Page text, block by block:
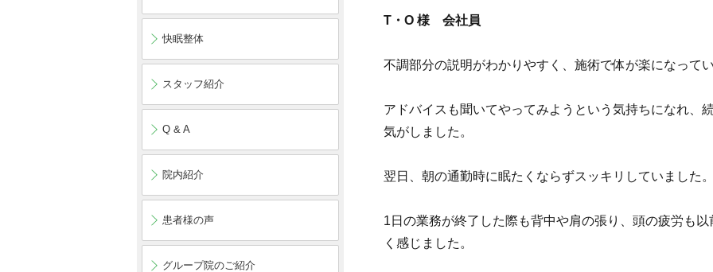
T・O 様 会社員
不調部分の説明がわかりやすく、施術で体が楽になって
アドバイスも聞いてやってみようという気持ちになれ、
気がしました。
翌日、朝の通勤時に眠たくならずスッキリしていました
1日の業務が終了した際も背中や肩の張り、頭の疲労も
く感じました。
快眠整体
スタッフ紹介
Q & A
院内紹介
患者様の声
グループ院のご紹介